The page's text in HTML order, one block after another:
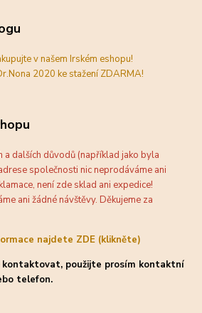
v našem Irském eshopu!
2020 ke stažení ZDARMA!
a dalších důvodů (například jako byla
společnosti nic neprodáváme ani
není zde sklad ani expedice!
ani žádné návštěvy. Děkujeme za
najdete ZDE (klikněte)
použijte prosím kontaktní
telefon.